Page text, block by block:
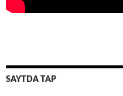
SAYTDA TAP